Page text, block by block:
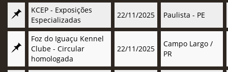
KCEP - Exposições
Especializadas
22/11/2025 Paulista - PE
Foz do Iguaçu Kennel
Clube - Circular
homologada
22/11/2025
Campo Largo /
PR